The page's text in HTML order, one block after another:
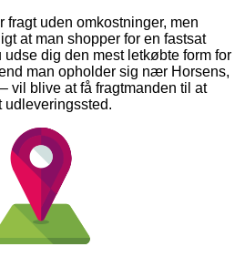
fragt uden omkostninger, men
at man shopper for en fastsat
udse dig den mest letkøbte form for
man opholder sig nær Horsens,
vil blive at få fragtmanden til at
udleveringssted.